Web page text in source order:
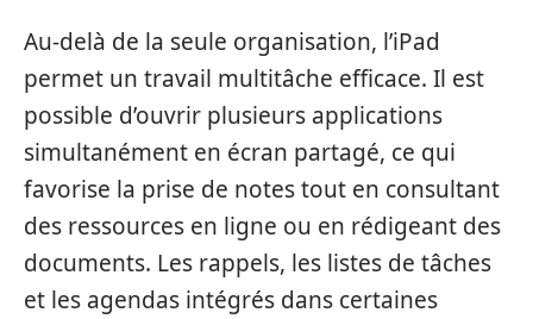
Au-delà de la seule organisation, l’iPad
permet un travail multitâche efficace. Il est
possible d’ouvrir plusieurs applications
simultanément en écran partagé, ce qui
favorise la prise de notes tout en consultant
des ressources en ligne ou en rédigeant des
documents. Les rappels, les listes de tâches
et les agendas intégrés dans certaines